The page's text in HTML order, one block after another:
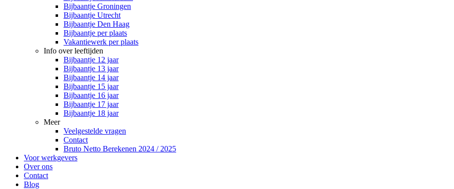
Bijbaantje Groningen
Bijbaantje Utrecht
Bijbaantje Den Haag
Bijbaantje per plaats
Vakantiewerk per plaats
Info over leeftijden
Bijbaantje 12 jaar
Bijbaantje 13 jaar
Bijbaantje 14 jaar
Bijbaantje 15 jaar
Bijbaantje 16 jaar
Bijbaantje 17 jaar
Bijbaantje 18 jaar
Meer
Veelgestelde vragen
Contact
Bruto Netto Berekenen 2024 / 2025
Voor werkgevers
Over ons
Contact
Blog